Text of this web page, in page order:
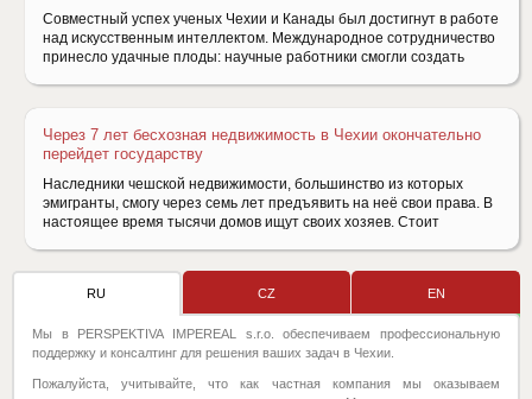
Совместный успех ученых Чехии и Канады был достигнут в работе
над искусственным интеллектом. Международное сотрудничество
принесло удачные плоды: научные работники смогли создать
Через 7 лет бесхозная недвижимость в Чехии окончательно
перейдет государству
Наследники чешской недвижимости, большинство из которых
эмигранты, смогу через семь лет предъявить на неё свои права. В
настоящее время тысячи домов ищут своих хозяев. Стоит
RU CZ EN
Мы в PERSPEKTIVA IMPEREAL s.r.o. обеспечиваем профессиональную
поддержку и консалтинг для решения ваших задач в Чехии.
Пожалуйста, учитывайте, что как частная компания мы оказываем